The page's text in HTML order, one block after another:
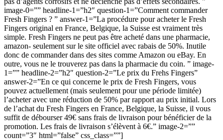
image-0=”” headline-1=”h2″ question-1=”Comment commander
Fresh Fingers ? ” answer-1=”La procédure pour acheter le Fresh
Fingers original en France, Belgique, la Suisse est vraiment très
simple. Fresh Fingers ne peut pas être acheté dans une pharmacie,
amazon- seulement sur le site officiel avec rabais de 50%. Inutile
donc de commander dans des sites comme Amazon ou eBay. En
outre, vous ne le trouverez pas dans la pharmacie du coin. ” image-
1=”” headline-2=”h2″ question-2=”Le prix du Frehs Fingers”
answer-2=”En ce qui concerne le prix de Fresh Fingers, vous
pouvez actuellement (mais seulement pour une période limitée)
l’acheter avec une réduction de 50% par rapport au prix initial. Lors
de l’achat du Fresh Fingers en France, Belgique, la Suisse, il vous
suffit de débourser 49€ sans frais de livraison pour bénéficier de la
promotion. Les frais de livraison s’élèvent à 6€.” image-2=””
count=”3″ html=”false” css_class=””]